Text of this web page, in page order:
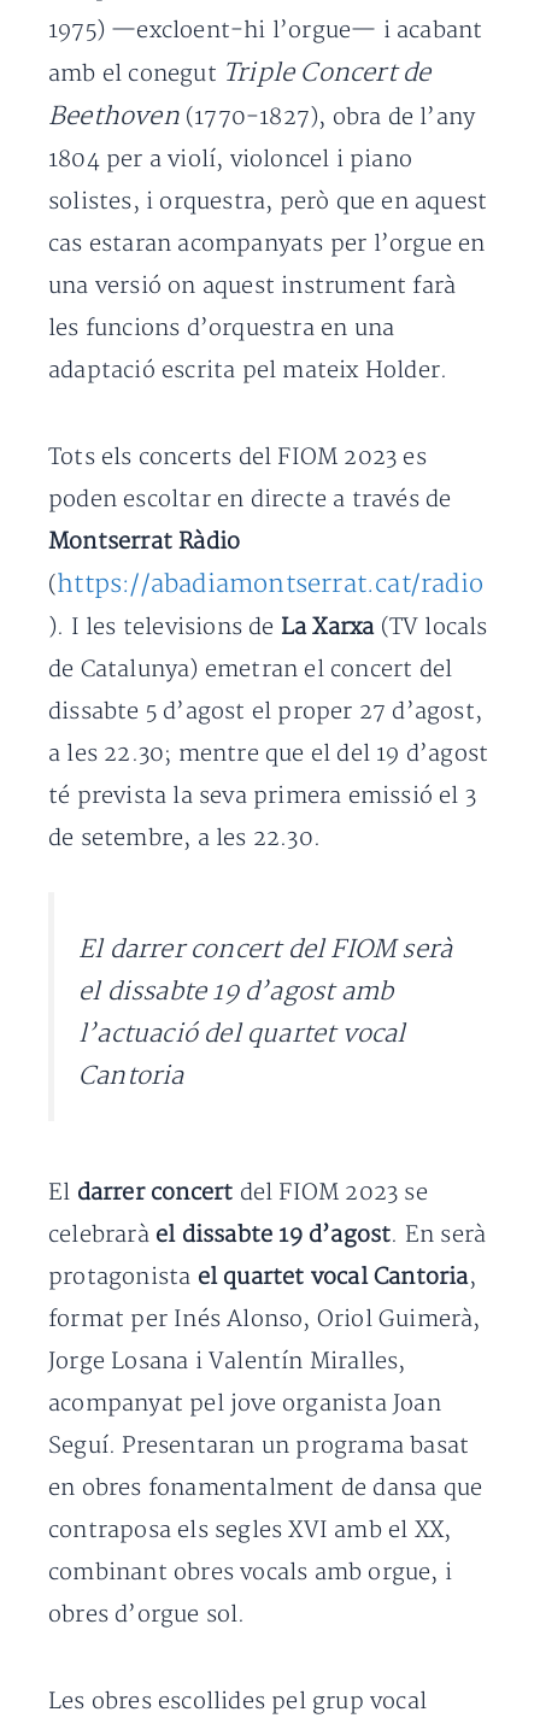
1975) —excloent-hi l’orgue— i acabant
amb el conegut Triple Concert de
Beethoven(1770-1827), obra de l’any
1804 per a violí, violoncel i piano
solistes, i orquestra, però que en aquest
cas estaran acompanyats per l’orgue en
una versió on aquest instrument farà
les funcions d’orquestra en una
adaptació escrita pel mateix Holder.
Tots els concerts del FIOM 2023 es
poden escoltar en directe a través de
Montserrat Ràdio
(https://abadiamontserrat.cat/radio
). I les televisions de La Xarxa(TV locals
de Catalunya) emetran el concert del
dissabte 5 d’agost el proper 27 d’agost,
a les 22.30; mentre que el del 19 d’agost
té prevista la seva primera emissió el 3
de setembre, a les 22.30.
El darrer concert del FIOM serà
el dissabte 19 d’agost amb
l’actuació del quartet vocal
Cantoria
El darrer concert del FIOM 2023 se
celebrarà el dissabte 19 d’agost. En serà
protagonista el quartet vocal Cantoria,
format per Inés Alonso, Oriol Guimerà,
Jorge Losana i Valentín Miralles,
acompanyat pel jove organista Joan
Seguí. Presentaran un programa basat
en obres fonamentalment de dansa que
contraposa els segles XVI amb el XX,
combinant obres vocals amb orgue, i
obres d’orgue sol.
Les obres escollides pel grup vocal